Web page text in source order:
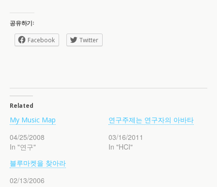
공유하기:
Facebook Twitter
Related
My Music Map
04/25/2008
In "연구"
연구주제는 연구자의 아바타
03/16/2011
In "HCI"
블루마켓을 찾아라
02/13/2006